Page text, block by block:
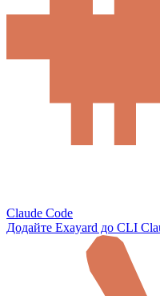
Claude Code
Додайте Exayard до CLI